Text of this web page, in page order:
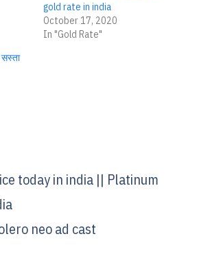
gold rate in india
October 17, 2020
In "Gold Rate"
today in india || Platinum
neo ad cast